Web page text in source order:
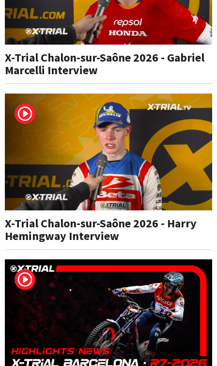
X-Trial Chalon-sur-Saône 2026 - Gabriel
Marcelli Interview
X-Trial Chalon-sur-Saône 2026 - Harry
Hemingway Interview